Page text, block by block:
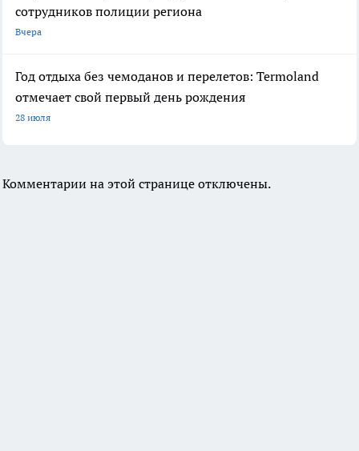
сотрудников полиции региона
Вчера
Год отдыха без чемоданов и перелетов: Termoland
отмечает свой первый день рождения
28 июля
Комментарии на этой странице отключены.